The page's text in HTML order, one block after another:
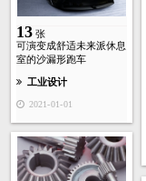
13 张
可演变成舒适未来派休息
室的沙漏形跑车
工业设计
2021-01-01